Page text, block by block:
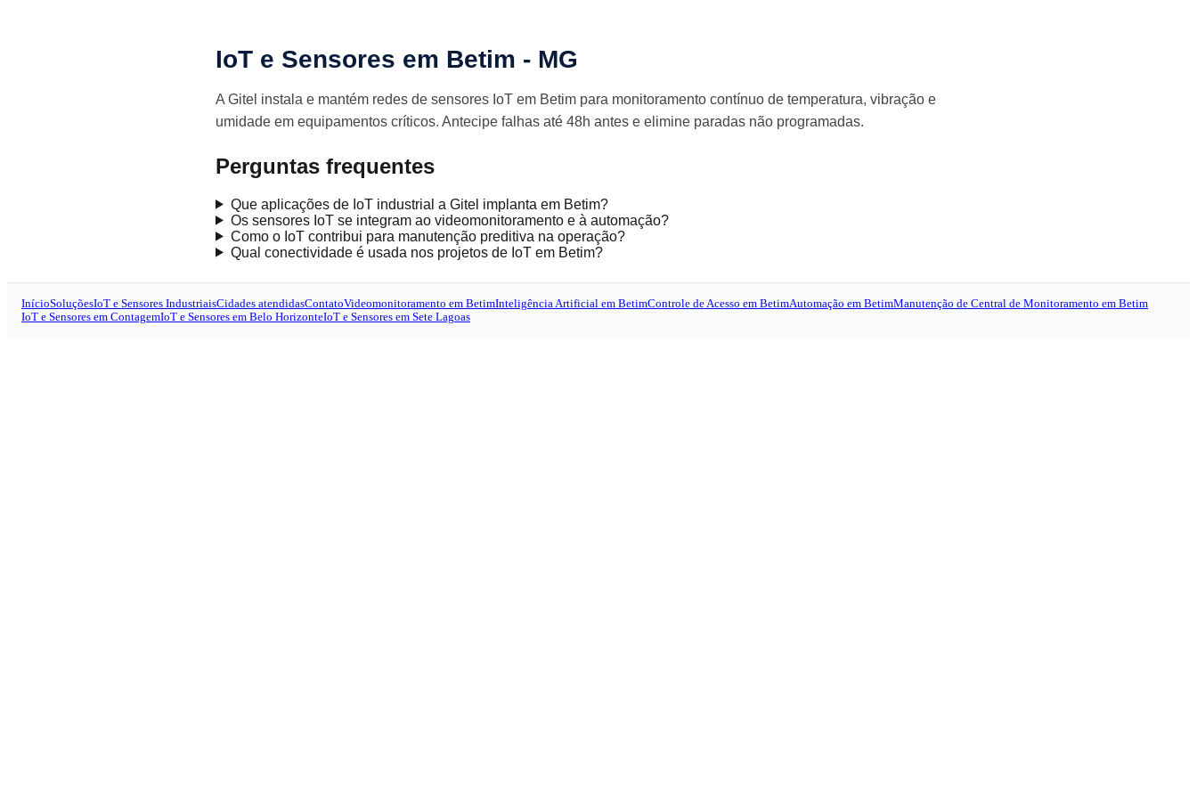
IoT e Sensores em Betim - MG
A Gitel instala e mantém redes de sensores IoT em Betim para monitoramento contínuo de temperatura, vibração e
umidade em equipamentos críticos. Antecipe falhas até 48h antes e elimine paradas não programadas.
Perguntas frequentes
Que aplicações de IoT industrial a Gitel implanta em Betim?
Os sensores IoT se integram ao videomonitoramento e à automação?
Como o IoT contribui para manutenção preditiva na operação?
Qual conectividade é usada nos projetos de IoT em Betim?
InícioSoluçõesIoT e Sensores IndustriaisCidades atendidasContatoVideomonitoramento em BetimInteligência Artificial em BetimControle de Acesso em BetimAutomação em BetimManutenção de Central de Monitoramento em Betim
IoT e Sensores em ContagemIoT e Sensores em Belo HorizonteIoT e Sensores em Sete Lagoas